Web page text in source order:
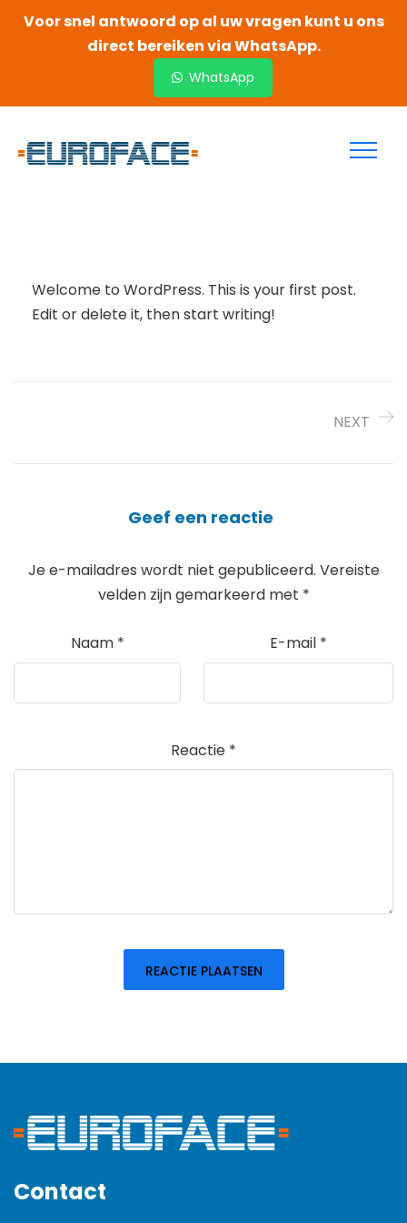
Voor snel antwoord op al uw vragen kunt u ons
direct bereiken via WhatsApp.
WhatsApp
Welcome to WordPress. This is your first post.
Edit or delete it, then start writing!
NEXT
Geef een reactie
Je e-mailadres wordt niet gepubliceerd. Vereiste
velden zijn gemarkeerd met *
Naam * E-mail *
Reactie *
Contact